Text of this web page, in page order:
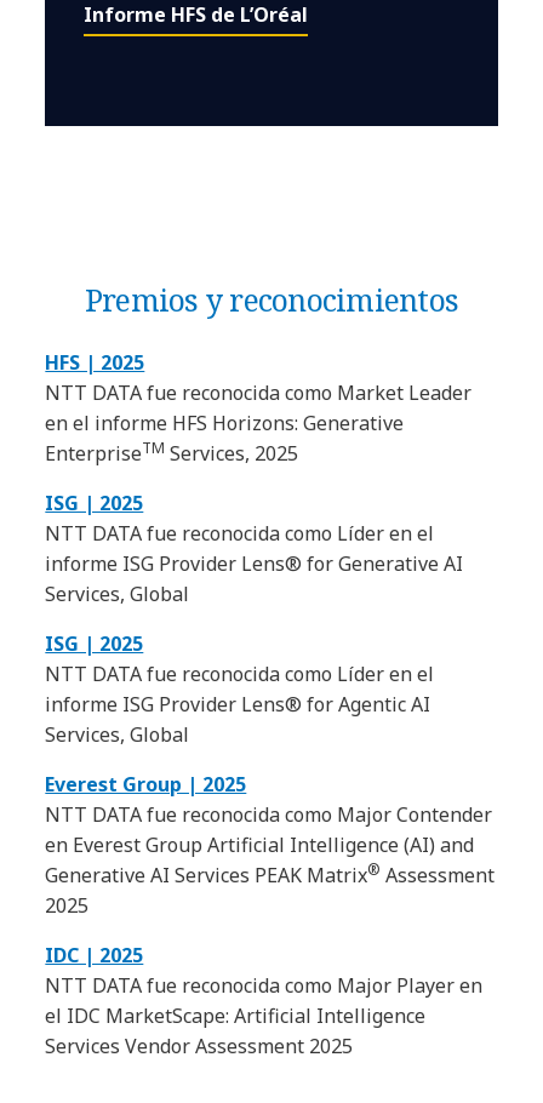
Informe HFS de L’Oréal
Premios y reconocimientos
HFS | 2025
NTT DATA fue reconocida como Market Leader
en el informe HFS Horizons: Generative
EnterpriseTM Services, 2025
ISG | 2025
NTT DATA fue reconocida como Líder en el
informe ISG Provider Lens® for Generative AI
Services, Global
ISG | 2025
NTT DATA fue reconocida como Líder en el
informe ISG Provider Lens® for Agentic AI
Services, Global
Everest Group | 2025
NTT DATA fue reconocida como Major Contender
en Everest Group Artificial Intelligence (AI) and
Generative AI Services PEAK Matrix® Assessment
2025
IDC | 2025
NTT DATA fue reconocida como Major Player en
el IDC MarketScape: Artificial Intelligence
Services Vendor Assessment 2025